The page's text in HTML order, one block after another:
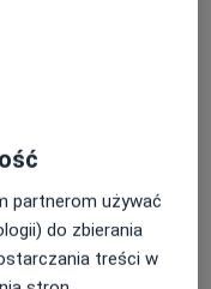
partnerom używać
do zbierania
treści w